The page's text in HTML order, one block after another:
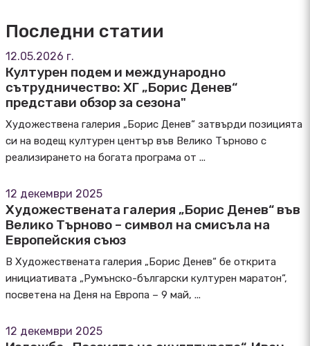
Последни статии
12.05.2026 г.
Културен подем и международно
сътрудничество: ХГ „Борис Денев“
представи обзор за сезона"
Художествена галерия „Борис Денев“ затвърди позицията
си на водещ културен център във Велико Търново с
реализирането на богата програма от ...
12 декември 2025
Художествената галерия „Борис Денев“ във
Велико Търново – символ на смисъла на
Европейския съюз
В Художествената галерия „Борис Денев“ бе открита
инициативата „Румънско-български културен маратон“,
посветена на Деня на Европа – 9 май, ...
12 декември 2025